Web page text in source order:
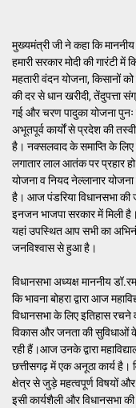
मुख्यमंत्री जी ने कहा कि
हमारी सरकार मोदी की गारंटी में
महतारी वंदन योजना, किसानों
की दर से धान खरीदी, तेंदुपत्ता
गई और चरण पादुका योजना
अभूतपूर्व कार्यों से प्रदेश की
है। नक्सलवाद के समाप्ति के लिए
लगातार लाल आतंक पर प्रहार
योजना व नियद नेल्लानार
है। आज पंडरिया विधानसभा की
इनजन भाजपा सरकार में मिली
यहां उपस्थित आप सभी का
जनविश्वास से हुआ है।
विधानसभा अध्यक्ष माननीय
कि भावना बोहरा द्वारा आज
विधानसभा के लिए इतिहास रचने
विकास और जनता की सुविधाओं
रही हैं।आज उनके द्वारा
छत्तीसगढ़ में एक अनूठा कार्य
क्षेत्र से जुड़े महत्वपूर्ण विषयों
इसी कार्यशैली और विधानसभा